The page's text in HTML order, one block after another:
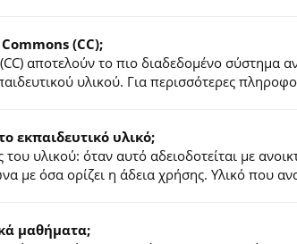
(CC);
αποτελούν το πιο διαδεδομένο σύστημα
υλικού. Για περισσότερες
εκπαιδευτικό υλικό;
υλικού: όταν αυτό αδειοδοτείται με
με όσα ορίζει η άδεια χρήσης. Υλικό που
μαθήματα;